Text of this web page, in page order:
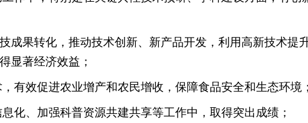
成果转化，推动技术创新、新产品开发，利用高新技术提
显著经济效益；
有效促进农业增产和农民增收，保障食品安全和生态环境；
化、加强科普资源共建共享等工作中，取得突出成绩；